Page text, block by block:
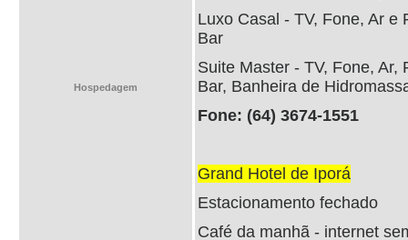
Hospedagem
Luxo Casal - TV, Fone, Ar e
Bar
Suite Master - TV, Fone, Ar,
Bar, Banheira de
Fone: (64) 3674-1551
Grand Hotel de Iporá
Estacionamento fechado
Café da manhã - internet